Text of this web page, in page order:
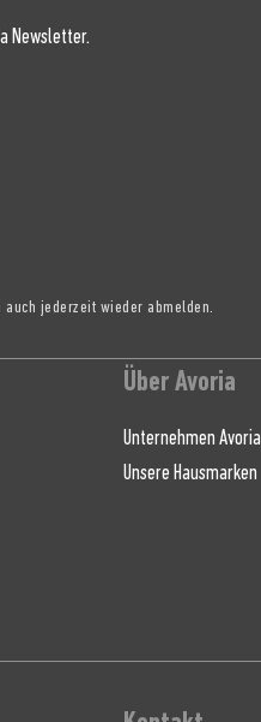
Newsletter.
jederzeit wieder abmelden.
Über Avoria
Unternehmen Avoria
Unsere Hausmarken